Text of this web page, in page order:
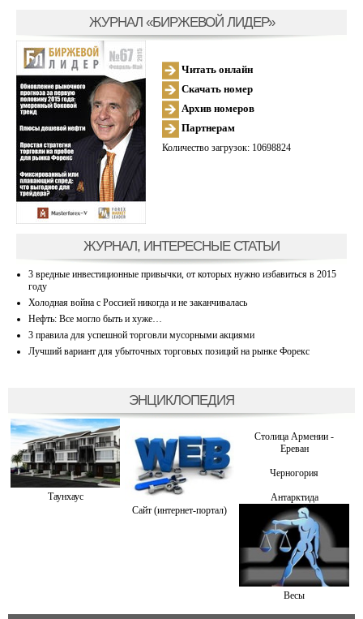
ЖУРНАЛ «БИРЖЕВОЙ ЛИДЕР»
Читать онлайн
Скачать номер
Архив номеров
Партнерам
Количество загрузок: 10698824
ЖУРНАЛ, ИНТЕРЕСНЫЕ СТАТЬИ
3 вредные инвестиционные привычки, от которых нужно избавиться в 2015
году
Холодная война с Россией никогда и не заканчивалась
Нефть: Все могло быть и хуже…
3 правила для успешной торговли мусорными акциями
Лучший вариант для убыточных торговых позиций на рынке Форекс
ЭНЦИКЛОПЕДИЯ
Таунхаус
Сайт (интернет-портал)
Столица Армении -
Ереван
Черногория
Антарктида
Весы